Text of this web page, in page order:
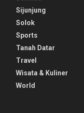
Sijunjung
Solok
Sports
Tanah Datar
Travel
Wisata & Kuliner
World